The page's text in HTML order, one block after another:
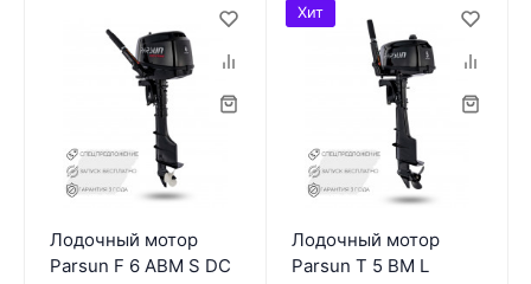
Лодочный мотор
Parsun F 6 ABM S DC
Лодочный мотор
Parsun T 5 BM L
Хит